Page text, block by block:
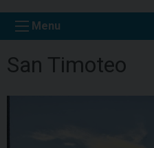
t
Menu
San Timoteo